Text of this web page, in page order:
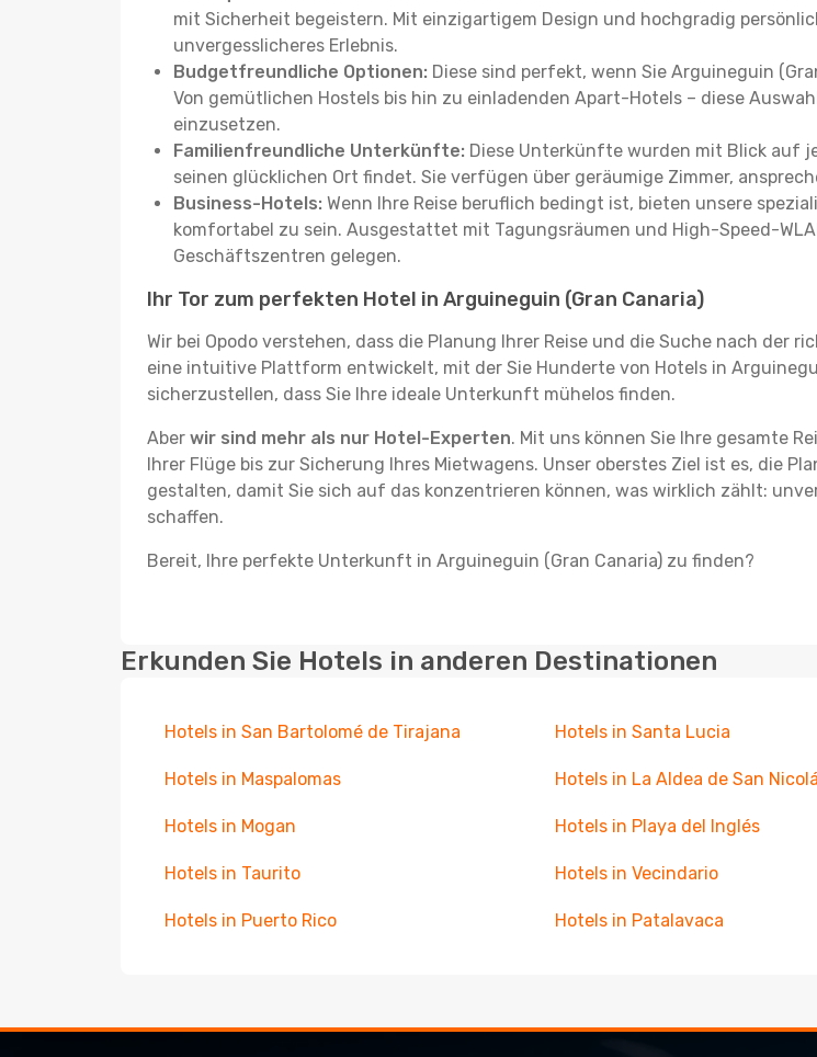
mit Sicherheit begeistern. Mit einzigartigem Design und hochgradig
unvergesslicheres Erlebnis.
Budgetfreundliche Optionen: Diese sind perfekt, wenn Sie Arguineguin
Von gemütlichen Hostels bis hin zu einladenden Apart-Hotels – diese
einzusetzen.
Familienfreundliche Unterkünfte: Diese Unterkünfte wurden mit Blick auf
seinen glücklichen Ort findet. Sie verfügen über geräumige Zimmer,
Business-Hotels: Wenn Ihre Reise beruflich bedingt ist, bieten unsere
komfortabel zu sein. Ausgestattet mit Tagungsräumen und High-Speed-
Geschäftszentren gelegen.
Ihr Tor zum perfekten Hotel in Arguineguin (Gran Canaria)
Wir bei Opodo verstehen, dass die Planung Ihrer Reise und die Suche nach der
eine intuitive Plattform entwickelt, mit der Sie Hunderte von Hotels in
sicherzustellen, dass Sie Ihre ideale Unterkunft mühelos finden.
Aber wir sind mehr als nur Hotel-Experten. Mit uns können Sie Ihre gesamte
Ihrer Flüge bis zur Sicherung Ihres Mietwagens. Unser oberstes Ziel ist es, die
gestalten, damit Sie sich auf das konzentrieren können, was wirklich zählt:
schaffen.
Bereit, Ihre perfekte Unterkunft in Arguineguin (Gran Canaria) zu finden?
Erkunden Sie Hotels in anderen Destinationen
Hotels in San Bartolomé de Tirajana Hotels in Santa Lucia
Hotels in Maspalomas Hotels in La Aldea de San
Hotels in Mogan Hotels in Playa del Inglés
Hotels in Taurito Hotels in Vecindario
Hotels in Puerto Rico Hotels in Patalavaca